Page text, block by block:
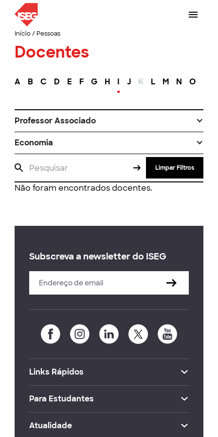
Início/ Pessoas
Docentes
A B C D E F G H I J K L M N O
Professor Associado
Economia
Limpar Filtros
Não foram encontrados docentes.
Subscreva a newsletter do ISEG
Links Rápidos
Para Estudantes
Atualidade